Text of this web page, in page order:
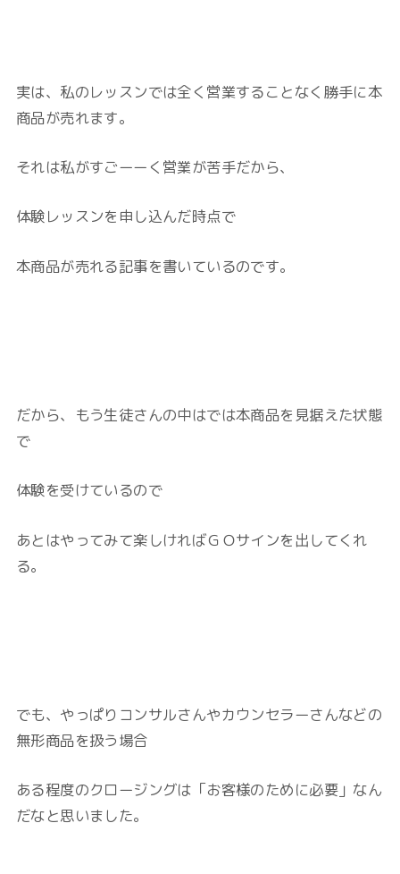
実は、私のレッスンでは全く営業することなく勝手に本
商品が売れます。
それは私がすごーーく営業が苦手だから、
体験レッスンを申し込んだ時点で
本商品が売れる記事を書いているのです。
だから、もう生徒さんの中はでは本商品を見据えた状態
で
体験を受けているので
あとはやってみて楽しければＧＯサインを出してくれ
る。
でも、やっぱりコンサルさんやカウンセラーさんなどの
無形商品を扱う場合
ある程度のクロージングは「お客様のために必要」なん
だなと思いました。